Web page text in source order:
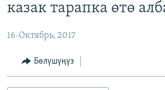
ЭКОНОМИКА
МАДАНИЯТ
БОРБОР АЗИЯ
АТАЙЫН ИЛИКТӨӨ
ТВ ПРОГРАММАЛАР
казак тарапка өтө
16-Октябрь, 2017
Бөлүшүңүз